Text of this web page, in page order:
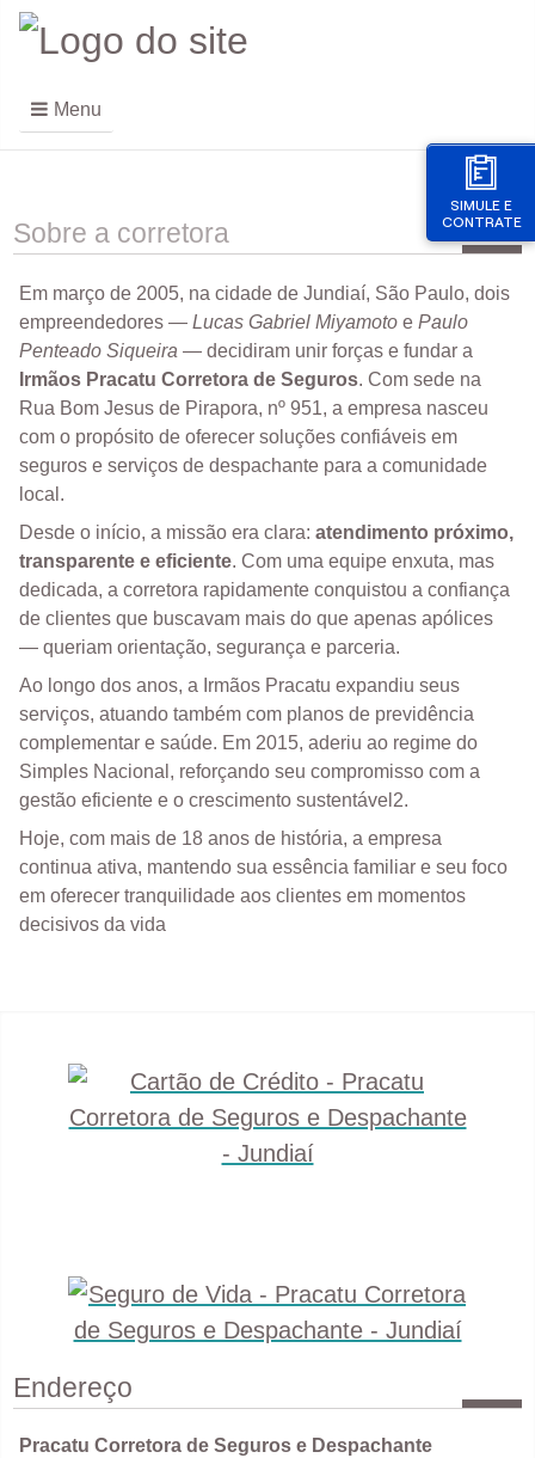
SIMULE E
CONTRATE
Menu
Sobre a corretora
Em março de 2005, na cidade de Jundiaí, São Paulo, dois
empreendedores —Lucas Gabriel Miyamoto ePaulo
Penteado Siqueira — decidiram unir forças e fundar a
Irmãos Pracatu Corretora de Seguros. Com sede na
Rua Bom Jesus de Pirapora, nº 951, a empresa nasceu
com o propósito de oferecer soluções confiáveis em
seguros e serviços de despachante para a comunidade
local.
Desde o início, a missão era clara:atendimento próximo,
transparente e eficiente. Com uma equipe enxuta, mas
dedicada, a corretora rapidamente conquistou a confiança
de clientes que buscavam mais do que apenas apólices
— queriam orientação, segurança e parceria.
Ao longo dos anos, a Irmãos Pracatu expandiu seus
serviços, atuando também com planos de previdência
complementar e saúde. Em 2015, aderiu ao regime do
Simples Nacional, reforçando seu compromisso com a
gestão eficiente e o crescimento sustentável2.
Hoje, com mais de 18 anos de história, a empresa
continua ativa, mantendo sua essência familiar e seu foco
em oferecer tranquilidade aos clientes em momentos
decisivos da vida
Endereço
Pracatu Corretora de Seguros e Despachante